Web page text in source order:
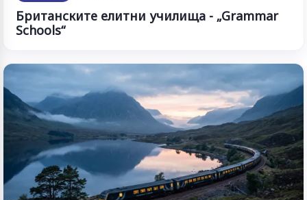
Британските елитни училища - „Grammar
Schools“